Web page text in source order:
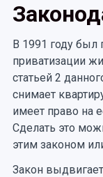
В 1991 году был
приватизации
статьей 2
снимает
имеет право на
Сделать это
этим законом
Закон